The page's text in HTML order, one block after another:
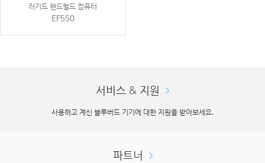
러기드 핸드헬드 컴퓨터
EF550
서비스 & 지원
사용하고 계신 블루버드 기기에 대한 지원을 받아보세요.
파트너